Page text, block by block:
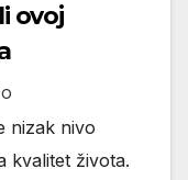
ovoj
nizak nivo
kvalitet života.